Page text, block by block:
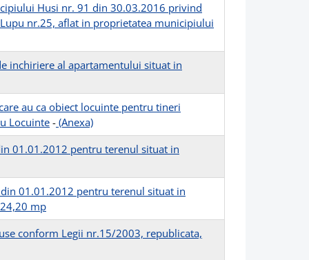
Husi nr. 91 din 30.03.2016 privind
nr.25, aflat in proprietatea municipiului
inchiriere al apartamentului situat in
au ca obiect locuinte pentru tineri
Locuinte - (Anexa)
01.01.2012 pentru terenul situat in
01.01.2012 pentru terenul situat in
mp
conform Legii nr.15/2003, republicata,